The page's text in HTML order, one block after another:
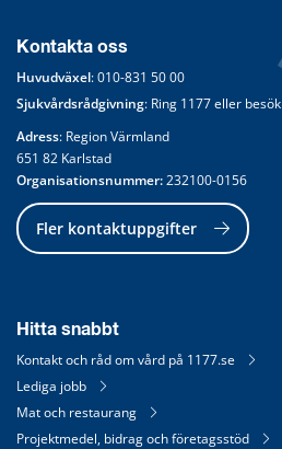
Kontakta oss
Huvudväxel: 010-831 50 00
Sjukvårdsrådgivning: Ring 1177 eller besök
Adress: Region Värmland
651 82 Karlstad
Organisationsnummer: 232100-0156
Fler kontaktuppgifter
Hitta snabbt
Kontakt och råd om vård på 1177.se
Lediga jobb
Mat och restaurang
Projektmedel, bidrag och företagsstöd